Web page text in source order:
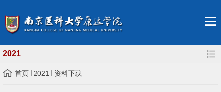
2021
首页 2021 资料下载